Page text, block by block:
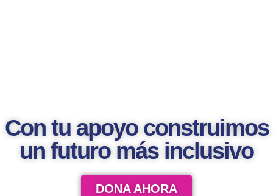
Con tu apoyo construimos
un futuro más inclusivo
DONA AHORA